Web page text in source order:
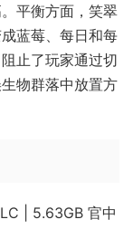
平衡方面，笑翠
蓝莓、每日和每
止了玩家通过切
物群落中放置方
| 5.63GB 官中